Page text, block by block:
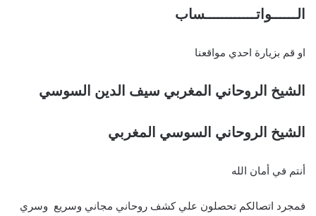
الــــــواتــــــــــــساب
او قم بزيارة احدي مواقعنا
الشيخ الروحاني المغربي سيف الدين السوسي
الشيخ الروحاني السوسي المغربي
أنتم في أمان الله
فمجرد اتصالكم تحصلون علي كشف روحاني مجاني وسريع وسري